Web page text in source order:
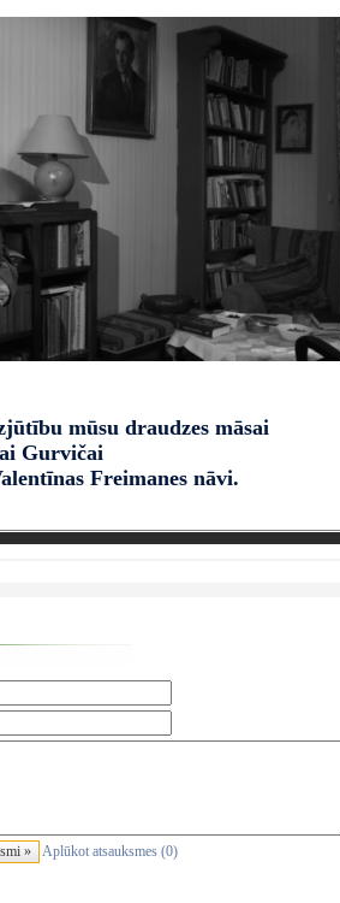
‍mūsu draudzes māsai
Gurvičai
Freimanes nāvi.
Aplūkot atsauksmes (0)